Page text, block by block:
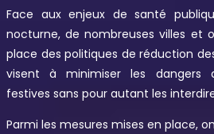
Face aux enjeux de santé
nocturne, de nombreuses villes et
place des politiques de réduction
visent à minimiser les dangers
festives sans pour autant les
Parmi les mesures mises en place,